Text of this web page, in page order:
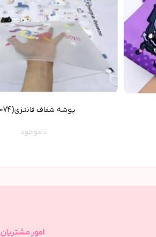
پوشه شفاف فانتزی(4074)
ناموجود
امور مشتریان